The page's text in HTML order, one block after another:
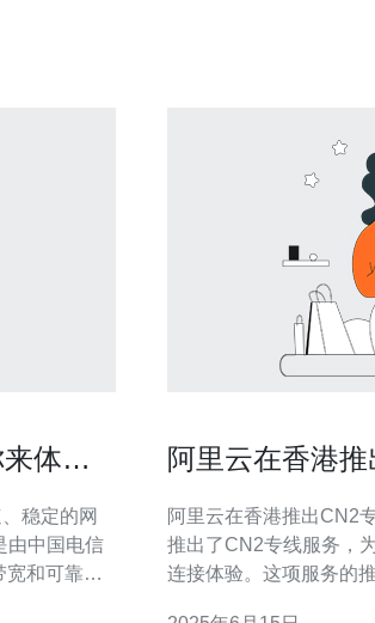
体
稳定的网
由中国电信
宽和可靠性
阿里云在香港
阿里云在香港推出CN2专线服务 近日，阿
推出了CN2专线服务，
连接体验。这项服务的